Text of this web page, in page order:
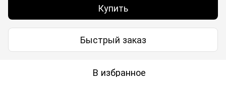
Купить
Быстрый заказ
В избранное